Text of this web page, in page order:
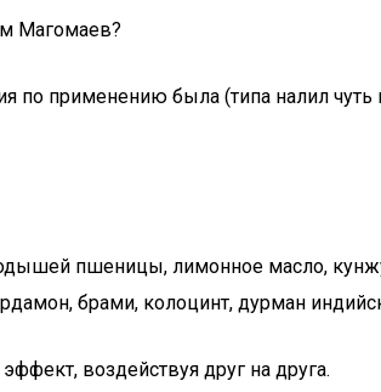
Магомаев?
по применению была (типа налил
пшеницы, лимонное масло,
брами, колоцинт, дурман
воздействуя друг на друга.